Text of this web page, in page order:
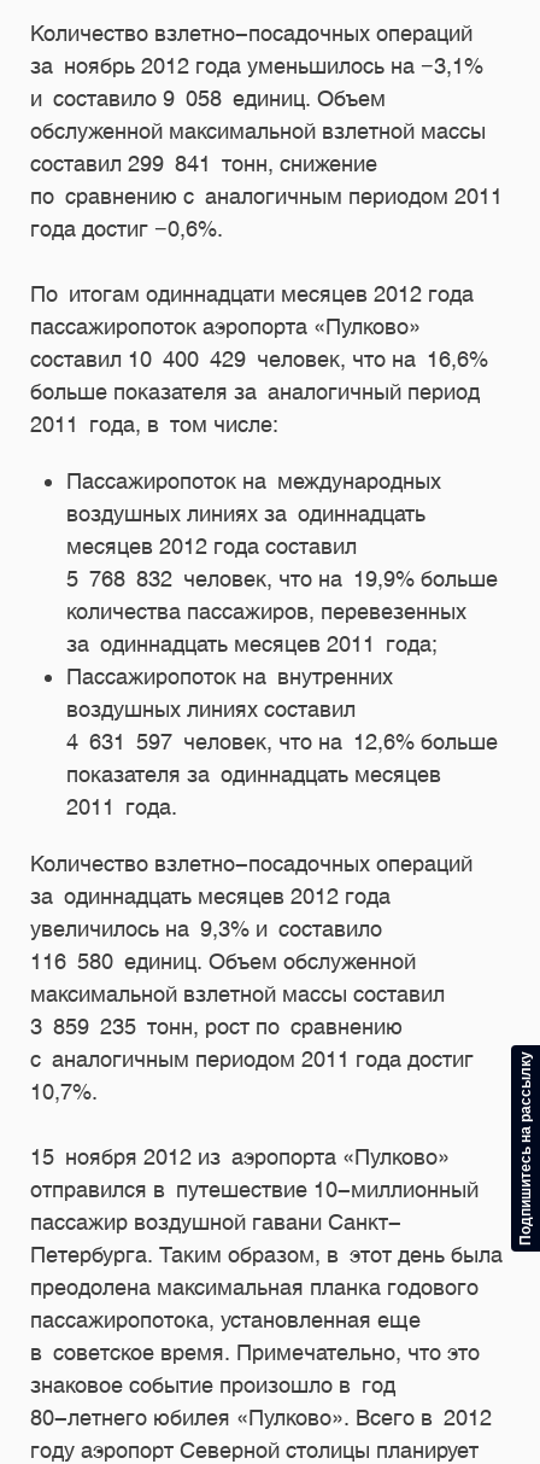
Количество взлетно-посадочных операций
за ноябрь 2012 года уменьшилось на −3,1%
и составило 9 058 единиц. Объем
обслуженной максимальной взлетной массы
составил 299 841 тонн, снижение
по сравнению с аналогичным периодом 2011
года достиг −0,6%.
По итогам одиннадцати месяцев 2012 года
пассажиропоток аэропорта «Пулково»
составил 10 400 429 человек, что на 16,6%
больше показателя за аналогичный период
2011 года, в том числе:
Пассажиропоток на международных
воздушных линиях за одиннадцать
месяцев 2012 года составил
5 768 832 человек, что на 19,9% больше
количества пассажиров, перевезенных
за одиннадцать месяцев 2011 года;
Пассажиропоток на внутренних
воздушных линиях составил
4 631 597 человек, что на 12,6% больше
показателя за одиннадцать месяцев
2011 года.
Количество взлетно-посадочных операций
за одиннадцать месяцев 2012 года
увеличилось на 9,3% и составило
116 580 единиц. Объем обслуженной
максимальной взлетной массы составил
3 859 235 тонн, рост по сравнению
с аналогичным периодом 2011 года достиг
10,7%.
15 ноября 2012 из аэропорта «Пулково»
отправился в путешествие 10-миллионный
пассажир воздушной гавани Санкт-
Петербурга. Таким образом, в этот день была
преодолена максимальная планка годового
пассажиропотока, установленная еще
в советское время. Примечательно, что это
знаковое событие произошло в год
80-летнего юбилея «Пулково». Всего в 2012
году аэропорт Северной столицы планирует
Подпишитесь на рассылку